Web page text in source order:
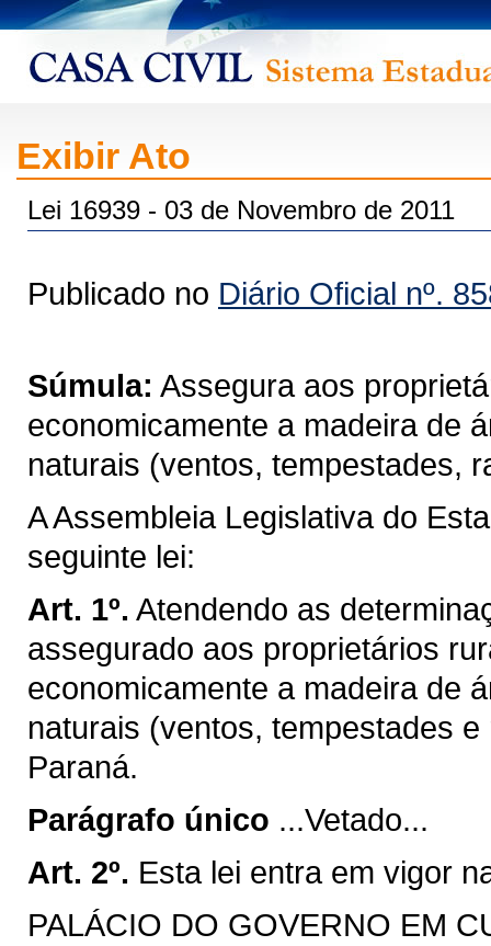
Exibir Ato
Lei 16939 - 03 de Novembro de 2011
Publicado no Diário Oficial nº.
Súmula: Assegura aos
economicamente a madeira de
naturais (ventos, tempestades,
A Assembleia Legislativa do
seguinte lei:
Art. 1º. Atendendo as
assegurado aos proprietários
economicamente a madeira de
naturais (ventos, tempestades
Paraná.
Parágrafo único ...Vetado...
Art. 2º. Esta lei entra em vigor
PALÁCIO DO GOVERNO EM